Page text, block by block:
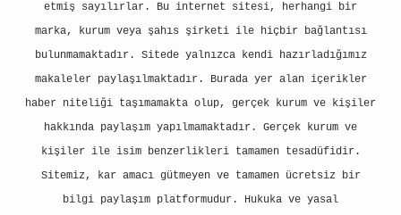
etmiş sayılırlar. Bu internet sitesi, herhangi bir
marka, kurum veya şahıs şirketi ile hiçbir bağlantısı
bulunmamaktadır. Sitede yalnızca kendi hazırladığımız
makaleler paylaşılmaktadır. Burada yer alan içerikler
haber niteliği taşımamakta olup, gerçek kurum ve kişiler
hakkında paylaşım yapılmamaktadır. Gerçek kurum ve
kişiler ile isim benzerlikleri tamamen tesadüfidir.
Sitemiz, kar amacı gütmeyen ve tamamen ücretsiz bir
bilgi paylaşım platformudur. Hukuka ve yasal